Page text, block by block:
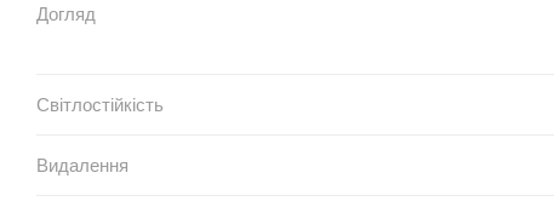
Догляд
Світлостійкість
Видалення